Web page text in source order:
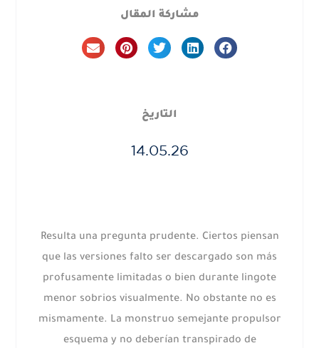
مشاركة المقال
التاريخ
14.05.26
Resulta una pregunta prudente. Ciertos piensan
que las versiones falto ser descargado son más
profusamente limitadas o bien durante lingote
menor sobrios visualmente. No obstante no es
mismamente. La monstruo semejante propulsor
esquema y no deberían transpirado de